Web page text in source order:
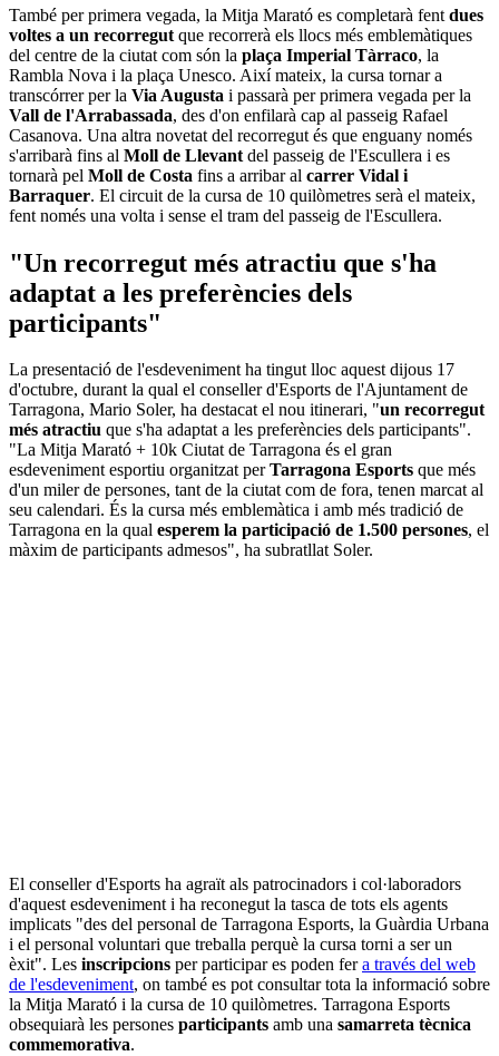
També per primera vegada, la Mitja Marató es completarà fent dues
voltes a un recorregut que recorrerà els llocs més emblemàtiques
del centre de la ciutat com són la plaça Imperial Tàrraco, la
Rambla Nova i la plaça Unesco. Així mateix, la cursa tornar a
transcórrer per la Via Augusta i passarà per primera vegada per la
Vall de l'Arrabassada, des d'on enfilarà cap al passeig Rafael
Casanova. Una altra novetat del recorregut és que enguany només
s'arribarà fins al Moll de Llevant del passeig de l'Escullera i es
tornarà pel Moll de Costa fins a arribar al carrer Vidal i
Barraquer. El circuit de la cursa de 10 quilòmetres serà el mateix,
fent només una volta i sense el tram del passeig de l'Escullera.
"Un recorregut més atractiu que s'ha
adaptat a les preferències dels
participants"
La presentació de l'esdeveniment ha tingut lloc aquest dijous 17
d'octubre, durant la qual el conseller d'Esports de l'Ajuntament de
Tarragona, Mario Soler, ha destacat el nou itinerari, "un recorregut
més atractiu que s'ha adaptat a les preferències dels participants".
"La Mitja Marató + 10k Ciutat de Tarragona és el gran
esdeveniment esportiu organitzat perTarragona Esports que més
d'un miler de persones, tant de la ciutat com de fora, tenen marcat al
seu calendari. És la cursa més emblemàtica i amb més tradició de
Tarragona en la qual esperem la participació de 1.500 persones, el
màxim de participants admesos", ha subratllat Soler.
El conseller d'Esports ha agraït als patrocinadors i col·laboradors
d'aquest esdeveniment i ha reconegut la tasca de tots els agents
implicats "des del personal de Tarragona Esports, la Guàrdia Urbana
i el personal voluntari que treballa perquè la cursa torni a ser un
èxit". Les inscripcions per participar es poden fera través del web
de l'esdeveniment, on també es pot consultar tota la informació sobre
la Mitja Marató i la cursa de 10 quilòmetres. Tarragona Esports
obsequiarà les persones participants amb una samarreta tècnica
commemorativa.